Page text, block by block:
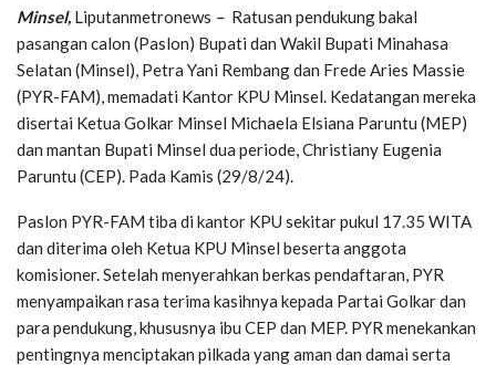
Minsel, Liputanmetronews – Ratusan pendukung bakal
pasangan calon (Paslon) Bupati dan Wakil Bupati Minahasa
Selatan (Minsel), Petra Yani Rembang dan Frede Aries Massie
(PYR-FAM), memadati Kantor KPU Minsel. Kedatangan mereka
disertai Ketua Golkar Minsel Michaela Elsiana Paruntu (MEP)
dan mantan Bupati Minsel dua periode, Christiany Eugenia
Paruntu (CEP). Pada Kamis (29/8/24).
Paslon PYR-FAM tiba di kantor KPU sekitar pukul 17.35 WITA
dan diterima oleh Ketua KPU Minsel beserta anggota
komisioner. Setelah menyerahkan berkas pendaftaran, PYR
menyampaikan rasa terima kasihnya kepada Partai Golkar dan
para pendukung, khususnya ibu CEP dan MEP. PYR menekankan
pentingnya menciptakan pilkada yang aman dan damai serta